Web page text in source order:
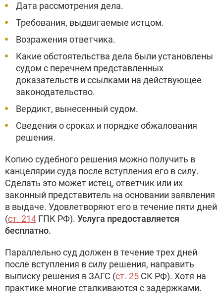
Дата рассмотрения дела.
Требования, выдвигаемые истцом.
Возражения ответчика.
Какие обстоятельства дела были установлены
судом с перечнем представленных
доказательств и ссылками на действующее
законодательство.
Вердикт, вынесенный судом.
Сведения о сроках и порядке обжалования
решения.
Копию судебного решения можно получить в
канцелярии суда после вступления его в силу.
Сделать это может истец, ответчик или их
законный представитель на основании заявления
в выдаче. Удовлетворяют его в течение пяти дней
(ст. 214 ГПК РФ). Услуга предоставляется
бесплатно.
Параллельно суд должен в течение трех дней
после вступления в силу решения, направить
выписку решения в ЗАГС (ст. 25 СК РФ). Хотя на
практике многие сталкиваются с задержками.